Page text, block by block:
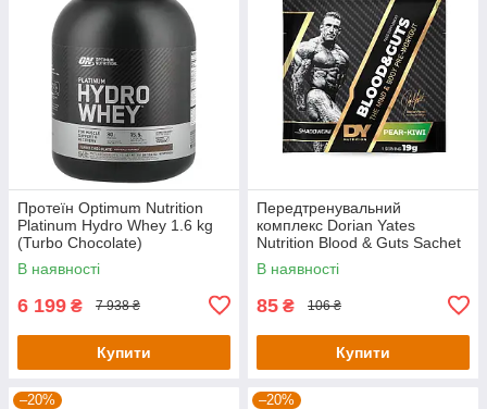
Протеїн Optimum Nutrition
Platinum Hydro Whey 1.6 kg
(Turbo Chocolate)
В наявності
6 199 ₴ 7 938 ₴
Купити
Передтренувальний
комплекс Dorian Yates
Nutrition Blood & Guts Sachet
— 19 g (Pear Kiwi)
В наявності
85 ₴ 106 ₴
Купити
–20% –20%